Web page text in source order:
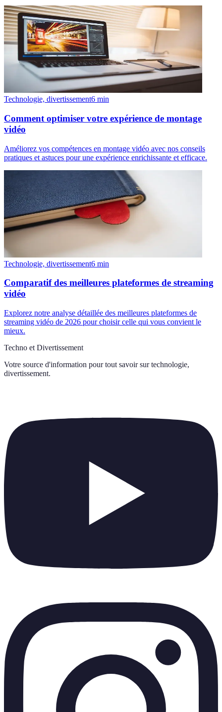
Technologie, divertissement6 min
Comment optimiser votre expérience de montage
vidéo
Améliorez vos compétences en montage vidéo avec nos conseils
pratiques et astuces pour une expérience enrichissante et efficace.
Technologie, divertissement6 min
Comparatif des meilleures plateformes de streaming
vidéo
Explorez notre analyse détaillée des meilleures plateformes de
streaming vidéo de 2026 pour choisir celle qui vous convient le
mieux.
Techno et Divertissement
Votre source d'information pour tout savoir sur technologie,
divertissement.